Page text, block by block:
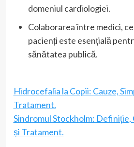
domeniul cardiologiei.
Colaborarea între medici,
pacienți este esențială
sănătatea publică.
Hidrocefalia la Copii: Cauze,
Tratament.
Sindromul Stockholm: Definiție,
și Tratament.